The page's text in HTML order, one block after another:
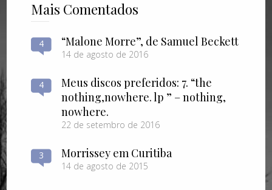
Mais Comentados
4 “Malone Morre”, de Samuel Beckett
14 de agosto de 2016
4
Meus discos preferidos: 7. “the
nothing​,​nowhere. lp ” – nothing​,​
nowhere.
22 de setembro de 2016
3 Morrissey em Curitiba
14 de agosto de 2015